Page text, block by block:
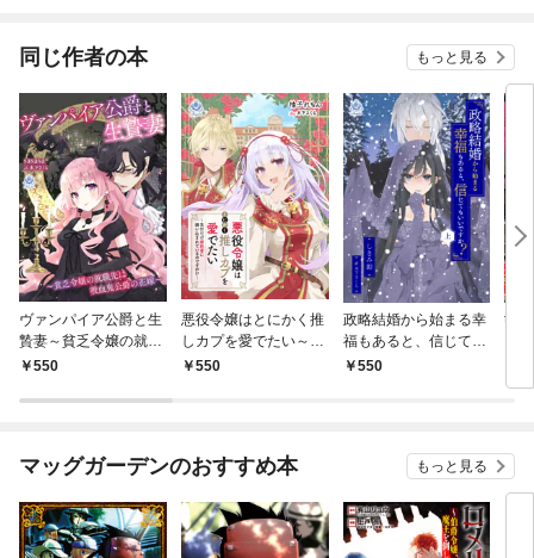
同じ作者の本 もっと見る
ヴァンパイア公爵と生
贄妻～貧乏令嬢の就職
先は吸血鬼公爵の花嫁
550
悪役令嬢はとにかく推
しカプを愛でたい～気
付けば婚約者に囲い込
550
政略結婚から始まる幸
福もあると、信じても
いいですか？（上）
550
マッグガーデンのおすすめ本 もっと見る